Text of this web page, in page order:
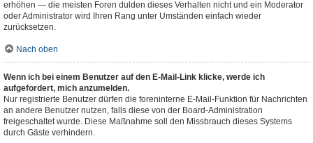
erhöhen — die meisten Foren dulden dieses Verhalten nicht und ein Moderator
oder Administrator wird Ihren Rang unter Umständen einfach wieder
zurücksetzen.
Nach oben
Wenn ich bei einem Benutzer auf den E-Mail-Link klicke, werde ich
aufgefordert, mich anzumelden.
Nur registrierte Benutzer dürfen die foreninterne E-Mail-Funktion für Nachrichten
an andere Benutzer nutzen, falls diese von der Board-Administration
freigeschaltet wurde. Diese Maßnahme soll den Missbrauch dieses Systems
durch Gäste verhindern.